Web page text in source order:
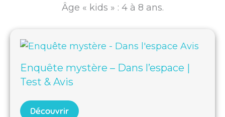
Âge « kids » : 4 à 8 ans.
Enquête mystère – Dans l’espace |
Test & Avis
Découvrir